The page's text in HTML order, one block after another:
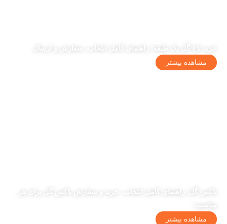
خرید تاج گل یک طبقه؛ راهنمای کامل انتخاب، سفارش و ارسال
مشاهده بیشتر
باکس گل؛ راهنمای کامل انتخاب، خرید و سفارش باکس گل برای هر
مشاهده بیشتر